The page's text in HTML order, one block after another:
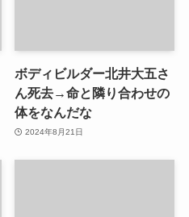
ボディビルダー北井大五さ
ん死去→命と隣り合わせの
体をなんだな
2024年8月21日